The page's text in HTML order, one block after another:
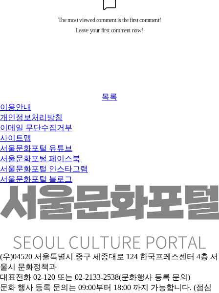
목록
이용안내
개인정보처리방침
이메일 무단수집거부
사이트맵
서울문화포털 유튜브
서울문화포털 페이스북
서울문화포털 인스타그램
서울문화포털 블로그
(우)04520 서울특별시 중구 세종대로 124 한국프레스센터 4층 서
울시 문화정책과
대표전화 02-120 또는 02-2133-2538(문화행사 등록 문의)
문화 행사 등록 문의는 09:00부터 18:00 까지 가능합니다. (점심